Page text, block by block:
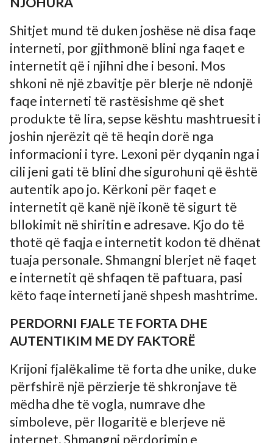
Shitjet mund të duken joshëse në disa faqe
interneti, por gjithmonë blini nga faqet e
internetit që i njihni dhe i besoni. Mos
shkoni në një zbavitje për blerje në ndonjë
faqe interneti të rastësishme që shet
produkte të lira, sepse kështu mashtruesit i
joshin njerëzit që të heqin dorë nga
informacioni i tyre. Lexoni për dyqanin nga i
cili jeni gati të blini dhe sigurohuni që është
autentik apo jo. Kërkoni për faqet e
internetit që kanë një ikonë të sigurt të
bllokimit në shiritin e adresave. Kjo do të
thotë që faqja e internetit kodon të dhënat
tuaja personale. Shmangni blerjet në faqet
e internetit që shfaqen të paftuara, pasi
këto faqe interneti janë shpesh mashtrime.
PERDORNI FJALE TE FORTA DHE
AUTENTIKIM ME DY FAKTORË
Krijoni fjalëkalime të forta dhe unike, duke
përfshirë një përzierje të shkronjave të
mëdha dhe të vogla, numrave dhe
simboleve, për llogaritë e blerjeve në
internet. Shmangni përdorimin e